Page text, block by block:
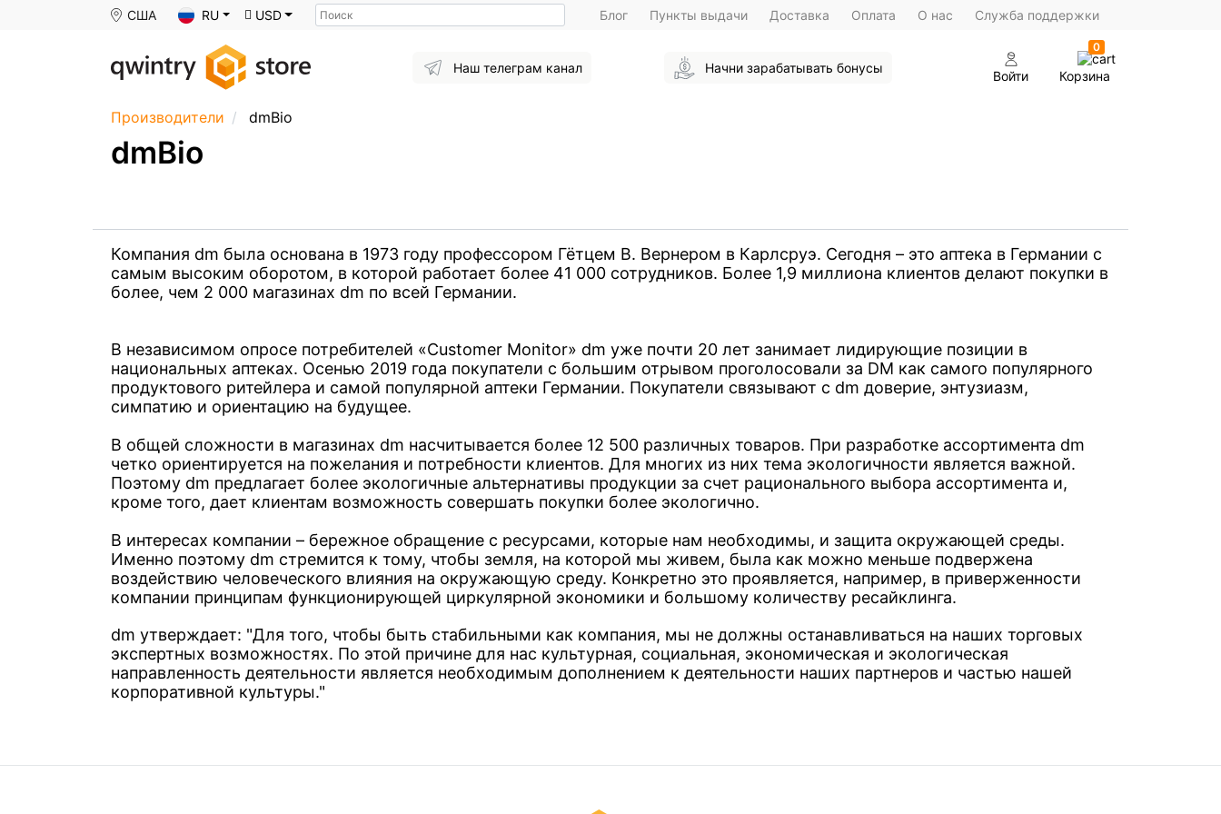
США RU USD Поиск Блог Пункты выдачи Доставка Оплата О нас Служба поддержки
Наш телеграм канал Начни зарабатывать бонусы
Войти
0
Корзина
Производители dmBio
dmBio
Компания dm была основана в 1973 году профессором Гётцем В. Вернером в Карлсруэ. Сегодня – это аптека в Германии с
самым высоким оборотом, в которой работает более 41 000 сотрудников. Более 1,9 миллиона клиентов делают покупки в
более, чем 2 000 магазинах dm по всей Германии.
В независимом опросе потребителей «Customer Monitor» dm уже почти 20 лет занимает лидирующие позиции в
национальных аптеках. Осенью 2019 года покупатели с большим отрывом проголосовали за DM как самого популярного
продуктового ритейлера и самой популярной аптеки Германии. Покупатели связывают с dm доверие, энтузиазм,
симпатию и ориентацию на будущее.
В общей сложности в магазинах dm насчитывается более 12 500 различных товаров. При разработке ассортимента dm
четко ориентируется на пожелания и потребности клиентов. Для многих из них тема экологичности является важной.
Поэтому dm предлагает более экологичные альтернативы продукции за счет рационального выбора ассортимента и,
кроме того, дает клиентам возможность совершать покупки более экологично.
В интересах компании – бережное обращение с ресурсами, которые нам необходимы, и защита окружающей среды.
Именно поэтому dm стремится к тому, чтобы земля, на которой мы живем, была как можно меньше подвержена
воздействию человеческого влияния на окружающую среду. Конкретно это проявляется, например, в приверженности
компании принципам функционирующей циркулярной экономики и большому количеству ресайклинга.
dm утверждает: "Для того, чтобы быть стабильными как компания, мы не должны останавливаться на наших торговых
экспертных возможностях. По этой причине для нас культурная, социальная, экономическая и экологическая
направленность деятельности является необходимым дополнением к деятельности наших партнеров и частью нашей
корпоративной культуры."